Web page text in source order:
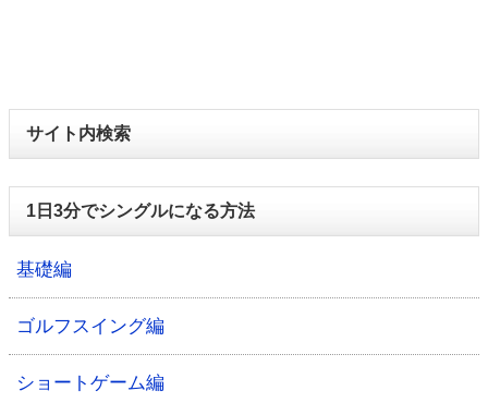
サイト内検索
1日3分でシングルになる方法
基礎編
ゴルフスイング編
ショートゲーム編